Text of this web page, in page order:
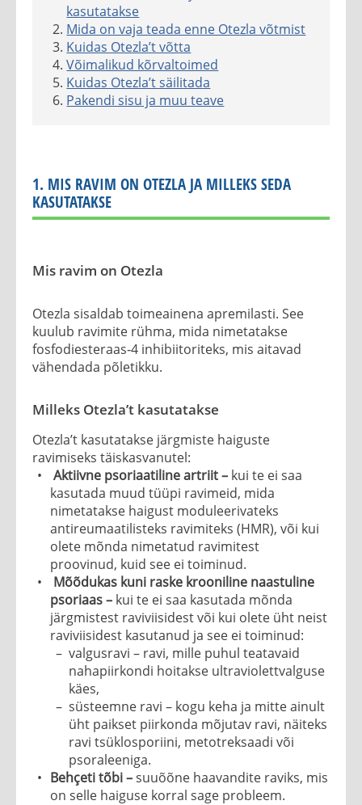
kasutatakse
Mida on vaja teada enne Otezla võtmist
Kuidas Otezla’t võtta
Võimalikud kõrvaltoimed
Kuidas Otezla’t säilitada
Pakendi sisu ja muu teave
1. MIS RAVIM ON OTEZLA JA MILLEKS SEDA
KASUTATAKSE
Mis ravim on Otezla
Otezla sisaldab toimeainena apremilasti. See
kuulub ravimite rühma, mida nimetatakse
fosfodiesteraas‑4 inhibiitoriteks, mis aitavad
vähendada põletikku.
Milleks Otezla’t kasutatakse
Otezla’t kasutatakse järgmiste haiguste
ravimiseks täiskasvanutel:
Aktiivne psoriaatiline artriit – kui te ei saa
kasutada muud tüüpi ravimeid, mida
nimetatakse haigust moduleerivateks
antireumaatilisteks ravimiteks (HMR), või kui
olete mõnda nimetatud ravimitest
proovinud, kuid see ei toiminud.
Mõõdukas kuni raske krooniline naastuline
psoriaas– kui te ei saa kasutada mõnda
järgmistest raviviisidest või kui olete üht neist
raviviisidest kasutanud ja see ei toiminud:
valgusravi – ravi, mille puhul teatavaid
nahapiirkondi hoitakse ultraviolettvalguse
käes,
süsteemne ravi – kogu keha ja mitte ainult
üht paikset piirkonda mõjutav ravi, näiteks
ravi tsüklosporiini, metotreksaadi või
psoraleeniga.
Behçeti tõbi –suuõõne haavandite raviks, mis
on selle haiguse korral sage probleem.